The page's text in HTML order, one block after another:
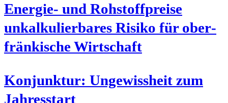
Ener­gie- und Roh­stoff­prei­se
unkal­ku­lier­ba­res Risi­ko für ober­
frän­ki­sche Wirtschaft
Kon­junk­tur: Unge­wiss­heit zum
Jahresstart